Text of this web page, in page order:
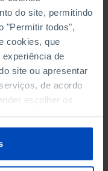
do site, permitindo
"Permitir todos",
cookies, que
de
site ou apresentar
de acordo
escolher os
Saiba mais
preferências ou da
PODCAST
Crespo e as
do sistema
contra a
19